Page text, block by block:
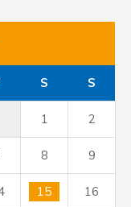
S S
1 2
8 9
15 16